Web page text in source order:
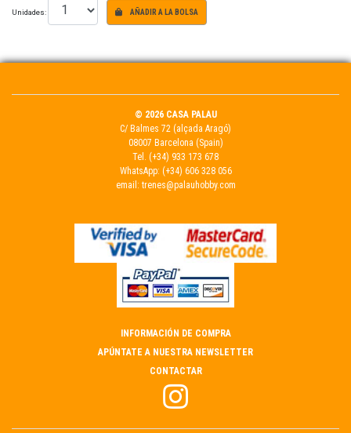
Unidades: AÑADIR A LA BOLSA
© 2026 CASA PALAU
C/ Balmes 72 (alçada Aragó)
08007 Barcelona (Spain)
Tel. (+34) 933 173 678
WhatsApp: (+34) 606 328 056
email: trenes@palauhobby.com
INFORMACIÓN DE COMPRA
APÚNTATE A NUESTRA NEWSLETTER
CONTACTAR